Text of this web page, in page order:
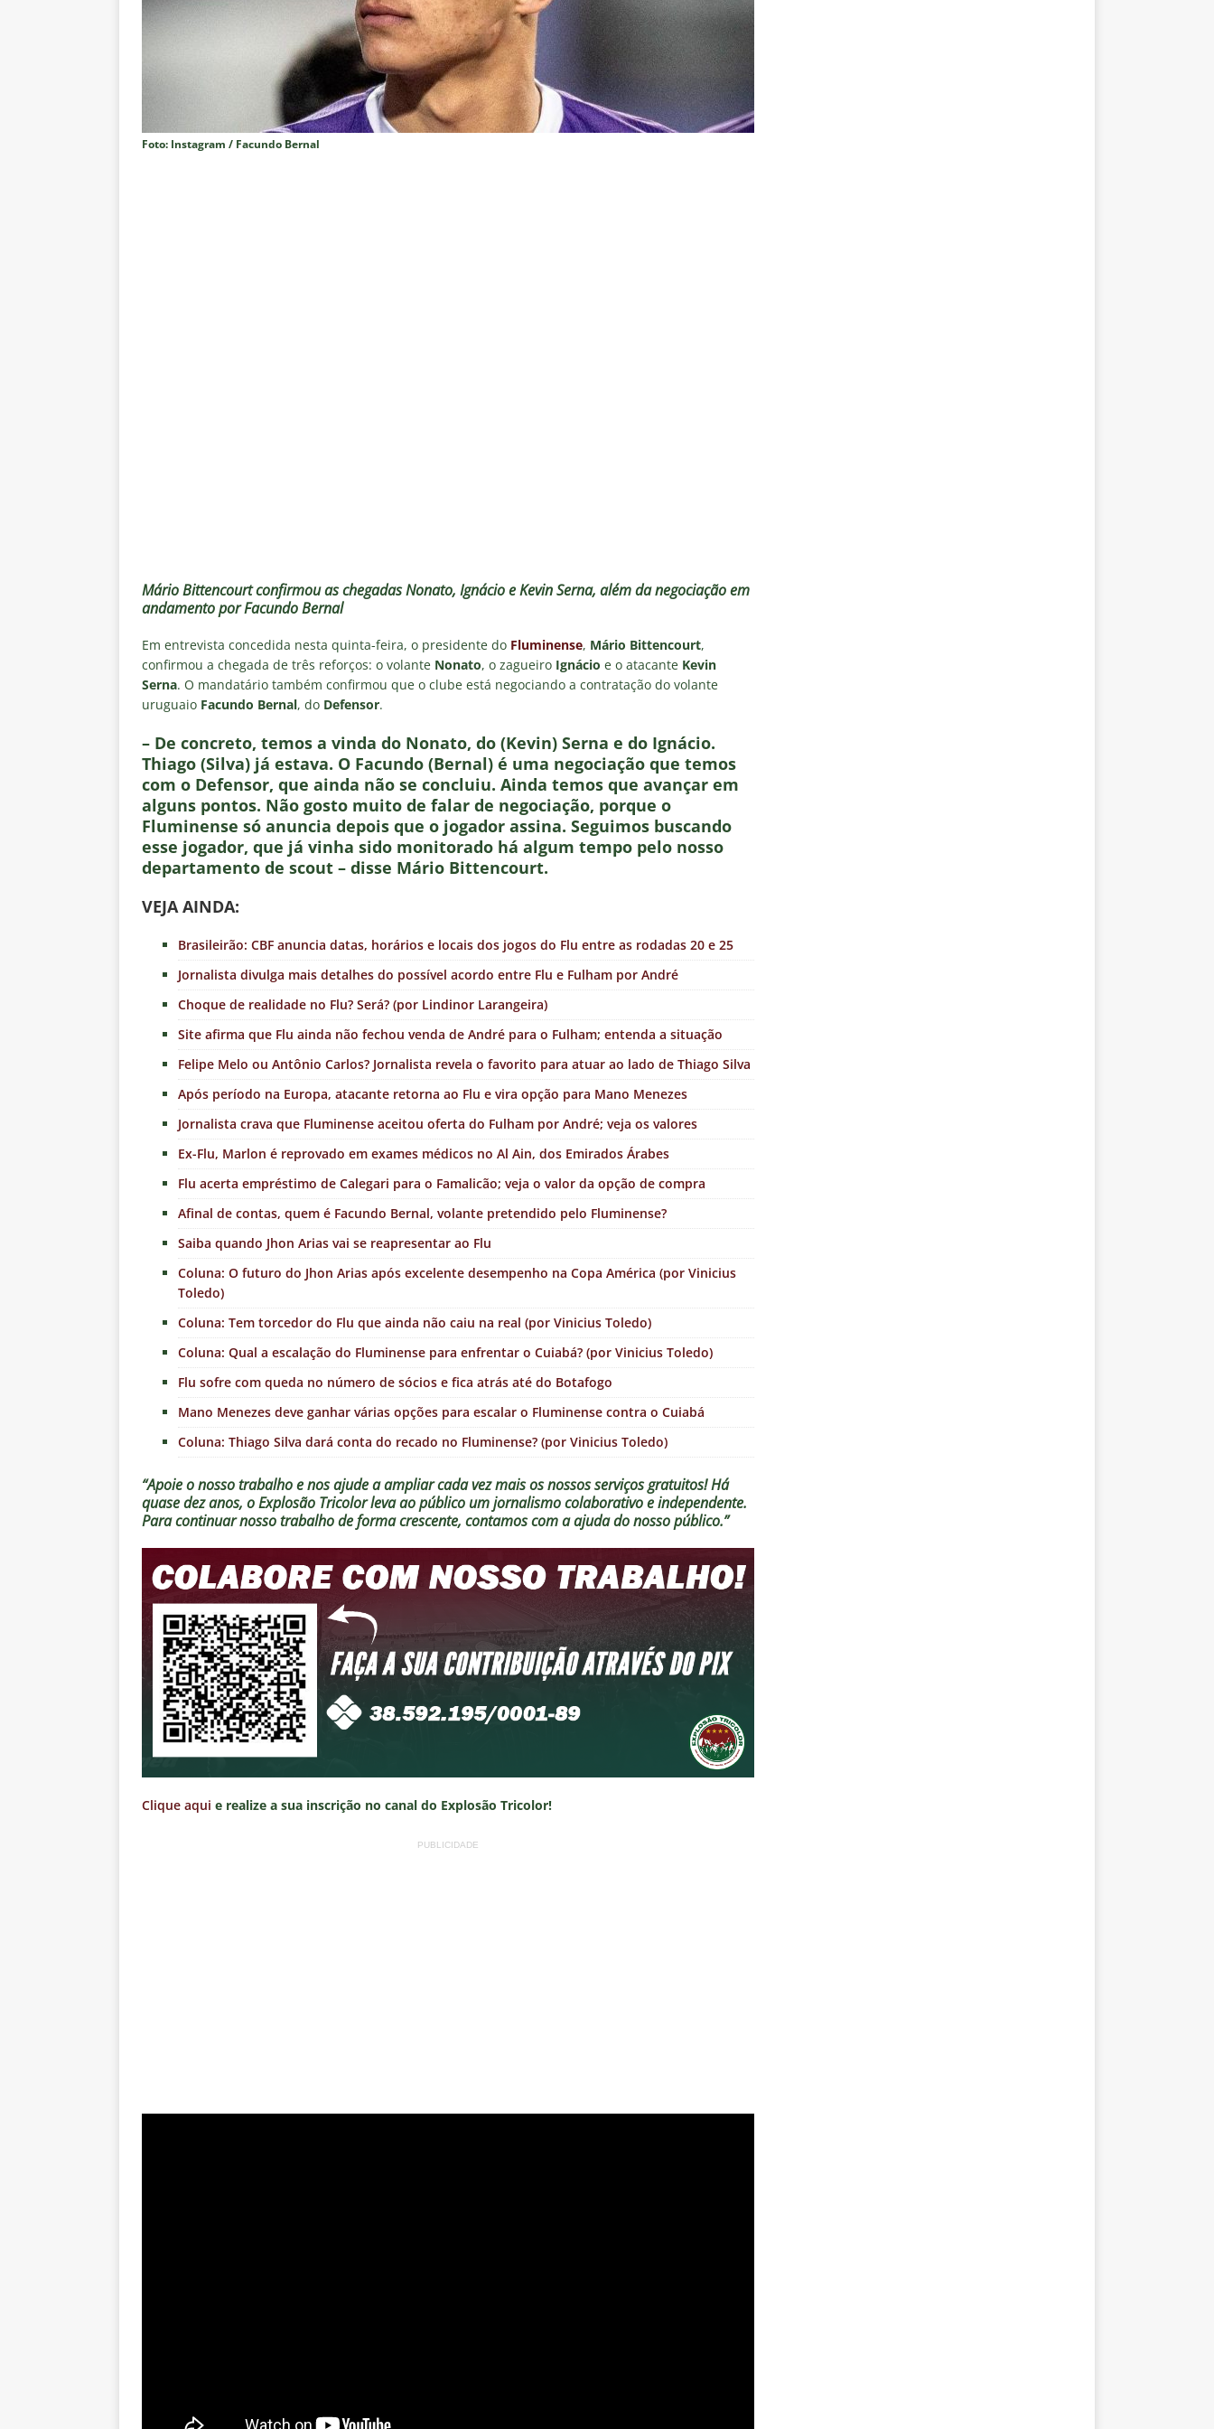
[ 8 de agosto de 2026 ] Fluminense divulga relacionados para o clássico contra o Botafogo; veja a
NOTÍCIAS
[ 8 de agosto de 2026 ] Grêmio X São Paulo — 22ª rodada do Brasileirão 2026: Palpites, Odds e
Estatísticas
DICAS DE APOSTAS
[ 8 de agosto de 2026 ] Jornalista revela que Fluminense deve ter escalação bastante modificada
NOTÍCIAS
Fluminense, por Vinicius Toledo
COLUNAS
Foto: Instagram / Facundo Bernal
Mário Bittencourt confirmou as chegadas Nonato, Ignácio e Kevin Serna, além da negociação em
andamento por Facundo Bernal
Em entrevista concedida nesta quinta-feira, o presidente do Fluminense, Mário Bittencourt,
confirmou a chegada de três reforços: o volante Nonato, o zagueiro Ignácio e o atacante Kevin
Serna. O mandatário também confirmou que o clube está negociando a contratação do volante
uruguaio Facundo Bernal, do Defensor.
– De concreto, temos a vinda do Nonato, do (Kevin) Serna e do Ignácio.
Thiago (Silva) já estava. O Facundo (Bernal) é uma negociação que temos
com o Defensor, que ainda não se concluiu. Ainda temos que avançar em
alguns pontos. Não gosto muito de falar de negociação, porque o
Fluminense só anuncia depois que o jogador assina. Seguimos buscando
esse jogador, que já vinha sido monitorado há algum tempo pelo nosso
departamento de scout – disse Mário Bittencourt.
VEJA AINDA:
Brasileirão: CBF anuncia datas, horários e locais dos jogos do Flu entre as rodadas 20 e 25
Jornalista divulga mais detalhes do possível acordo entre Flu e Fulham por André
Choque de realidade no Flu? Será? (por Lindinor Larangeira)
Site afirma que Flu ainda não fechou venda de André para o Fulham; entenda a situação
Felipe Melo ou Antônio Carlos? Jornalista revela o favorito para atuar ao lado de Thiago Silva
Após período na Europa, atacante retorna ao Flu e vira opção para Mano Menezes
Jornalista crava que Fluminense aceitou oferta do Fulham por André; veja os valores
Ex-Flu, Marlon é reprovado em exames médicos no Al Ain, dos Emirados Árabes
Flu acerta empréstimo de Calegari para o Famalicão; veja o valor da opção de compra
Afinal de contas, quem é Facundo Bernal, volante pretendido pelo Fluminense?
Saiba quando Jhon Arias vai se reapresentar ao Flu
Coluna: O futuro do Jhon Arias após excelente desempenho na Copa América (por Vinicius
Toledo)
Coluna: Tem torcedor do Flu que ainda não caiu na real (por Vinicius Toledo)
Coluna: Qual a escalação do Fluminense para enfrentar o Cuiabá? (por Vinicius Toledo)
Flu sofre com queda no número de sócios e fica atrás até do Botafogo
Mano Menezes deve ganhar várias opções para escalar o Fluminense contra o Cuiabá
Coluna: Thiago Silva dará conta do recado no Fluminense? (por Vinicius Toledo)
“Apoie o nosso trabalho e nos ajude a ampliar cada vez mais os nossos serviços gratuitos!Há
quase dez anos, o Explosão Tricolor leva ao público um jornalismo colaborativo e independente.
Para continuar nosso trabalho de forma crescente, contamos com a ajuda do nosso público.”
Clique aqui e realize a sua inscrição no canal do Explosão Tricolor!
PUBLICIDADE